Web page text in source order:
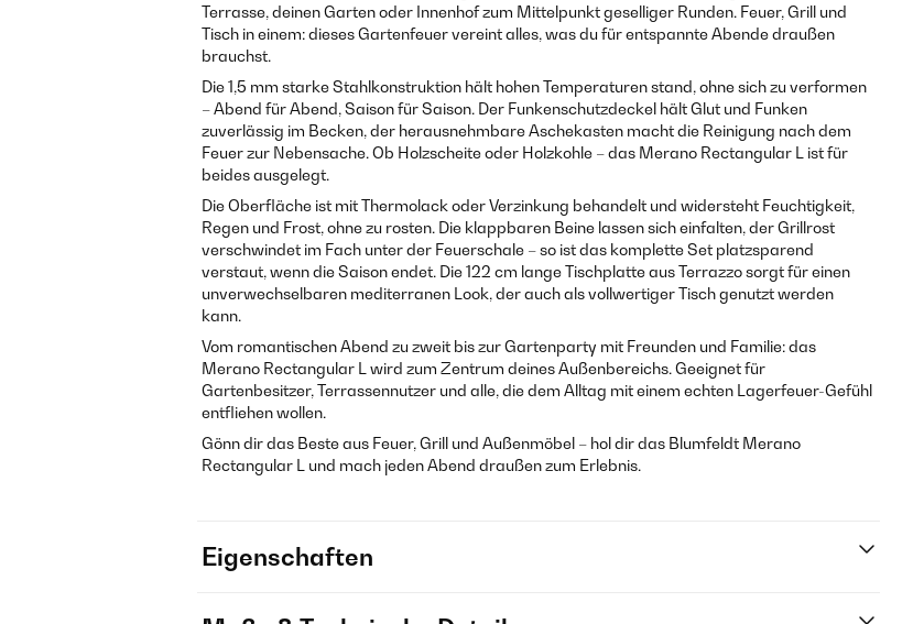
Terrasse, deinen Garten oder Innenhof zum Mittelpunkt geselliger Runden. Feuer, Grill und
Tisch in einem: dieses Gartenfeuer vereint alles, was du für entspannte Abende draußen
brauchst.
Die 1,5 mm starke Stahlkonstruktion hält hohen Temperaturen stand, ohne sich zu verformen
– Abend für Abend, Saison für Saison. Der Funkenschutzdeckel hält Glut und Funken
zuverlässig im Becken, der herausnehmbare Aschekasten macht die Reinigung nach dem
Feuer zur Nebensache. Ob Holzscheite oder Holzkohle – das Merano Rectangular L ist für
beides ausgelegt.
Die Oberfläche ist mit Thermolack oder Verzinkung behandelt und widersteht Feuchtigkeit,
Regen und Frost, ohne zu rosten. Die klappbaren Beine lassen sich einfalten, der Grillrost
verschwindet im Fach unter der Feuerschale – so ist das komplette Set platzsparend
verstaut, wenn die Saison endet. Die 122 cm lange Tischplatte aus Terrazzo sorgt für einen
unverwechselbaren mediterranen Look, der auch als vollwertiger Tisch genutzt werden
kann.
Vom romantischen Abend zu zweit bis zur Gartenparty mit Freunden und Familie: das
Merano Rectangular L wird zum Zentrum deines Außenbereichs. Geeignet für
Gartenbesitzer, Terrassennutzer und alle, die dem Alltag mit einem echten Lagerfeuer-Gefühl
entfliehen wollen.
Gönn dir das Beste aus Feuer, Grill und Außenmöbel – hol dir das Blumfeldt Merano
Rectangular L und mach jeden Abend draußen zum Erlebnis.
Eigenschaften